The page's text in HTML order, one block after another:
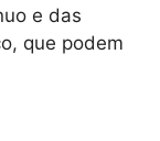
e das
que podem